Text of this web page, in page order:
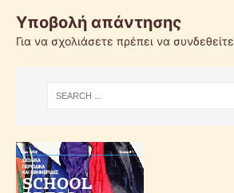
Υποβολή απάντησης
Για να σχολιάσετε πρέπει να συνδεθείτε